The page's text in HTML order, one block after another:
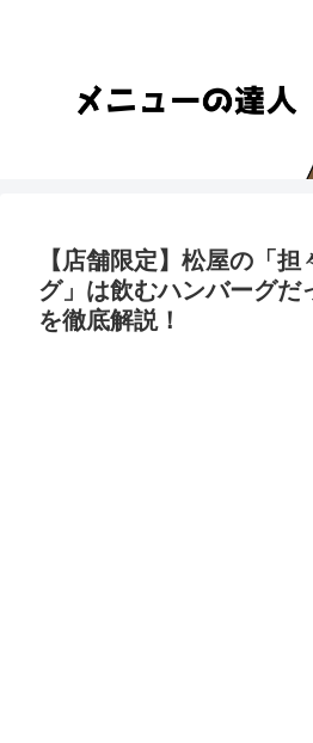
【店舗限定】松屋の「
グ」は飲むハンバーグだ
を徹底解説！